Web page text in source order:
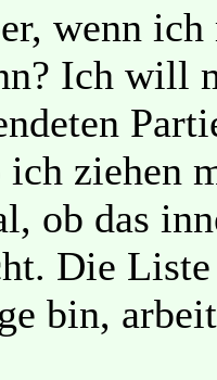
wenn
Ich will
ich ziehen
ob das
Die Liste
bin,